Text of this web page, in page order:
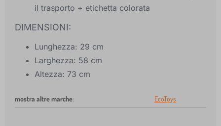
il trasporto + etichetta colorata
DIMENSIONI:
Lunghezza: 29 cm
Larghezza: 58 cm
Altezza: 73 cm
mostra altre marche: EcoToys